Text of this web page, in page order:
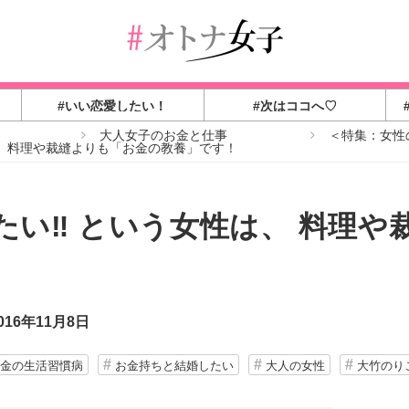
#いい恋愛したい！ #次はココへ♡
大人女子のお金と仕事
＜特集：女
理や裁縫よりも「お金の教養」です！
い‼ ︎という女性は、 料理や
年11月8日
の生活習慣病 お金持ちと結婚したい 大人の女性 大竹のり